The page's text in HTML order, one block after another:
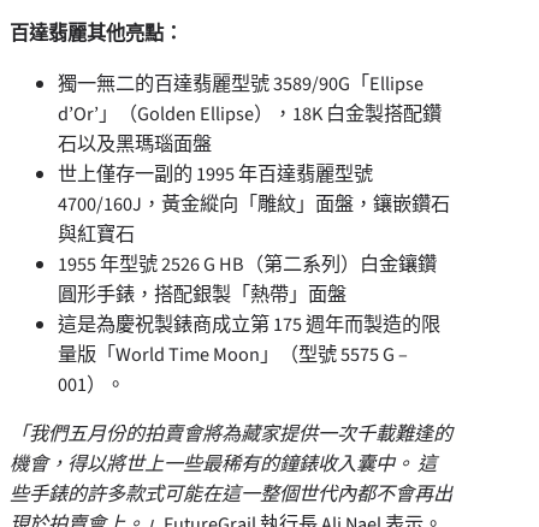
百達翡麗其他亮點：
獨一無二的百達翡麗型號 3589/90G「Ellipse
d’Or’」（Golden Ellipse），18K 白金製搭配鑽
石以及黑瑪瑙面盤
世上僅存一副的 1995 年百達翡麗型號
4700/160J，黃金縱向「雕紋」面盤，鑲嵌鑽石
與紅寶石
1955 年型號 2526 G HB（第二系列）白金鑲鑽
圓形手錶，搭配銀製「熱帶」面盤
這是為慶祝製錶商成立第 175 週年而製造的限
量版「World Time Moon」（型號 5575 G –
001）。
「我們五月份的拍賣會將為藏家提供一次千載難逢的
機會，得以將世上一些最稀有的鐘錶收入囊中。 這
些手錶的許多款式可能在這一整個世代內都不會再出